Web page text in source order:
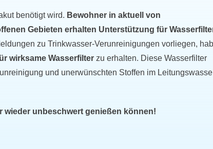
benötigt wird. Bewohner in aktuell von
Gebieten erhalten Unterstützung für
zu Trinkwasser-Verunreinigungen vorliegen,
wirksame Wasserfilter zu erhalten. Diese Wasserfilter
und unerwünschten Stoffen im
wieder unbeschwert genießen können!